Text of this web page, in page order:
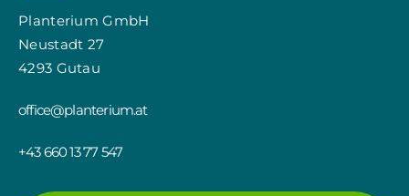
Planterium GmbH
Neustadt 27
4293 Gutau
office@planterium.at
+43 660 13 77 547